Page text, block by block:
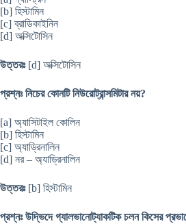
[b] হিস্টামিন
[c] ব্রাডিকাইনিন
[d] অক্সিটোসিন
উত্তরঃ [d] অক্সিটোসিন
প্রশ্নঃ নিচের কোনটি নিউরোট্রান্সমিটার নয়?
[a] অ্যাসিটাইল কোলিন
[b] হিস্টামিন
[c] অ্যাড্রিনালিন
[d] নর – অ্যাড্রিনালিন
উত্তরঃ[b] হিস্টামিন
প্রশ্নঃ উদ্ভিদে গ্যালভানোট্যাকটিক চলন কিসের